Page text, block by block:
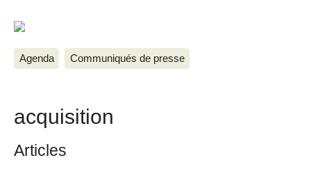
Agenda Communiqués de presse
acquisition
Articles